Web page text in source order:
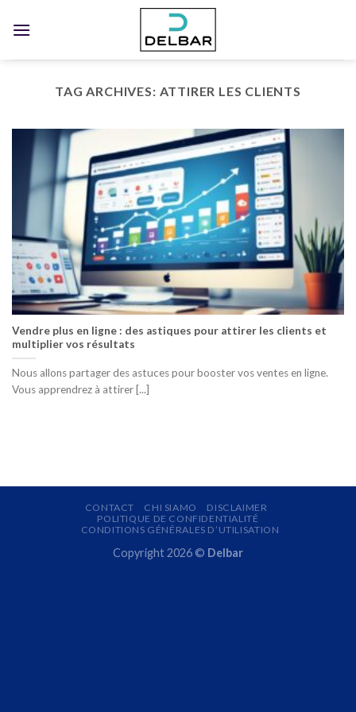
TAG ARCHIVES: ATTIRER LES CLIENTS
Vendre plus en ligne : des astiques pour attirer les clients et
multiplier vos résultats
Nous allons partager des astuces pour booster vos ventes en ligne.
Vous apprendrez à attirer [...]
CONTACT CHI SIAMO
DISCLAIMER
POLITIQUE DE CONFIDENTIALITÉ
CONDITIONS GÉNÉRALES D’UTILISATION
Copyright 2026 © Delbar